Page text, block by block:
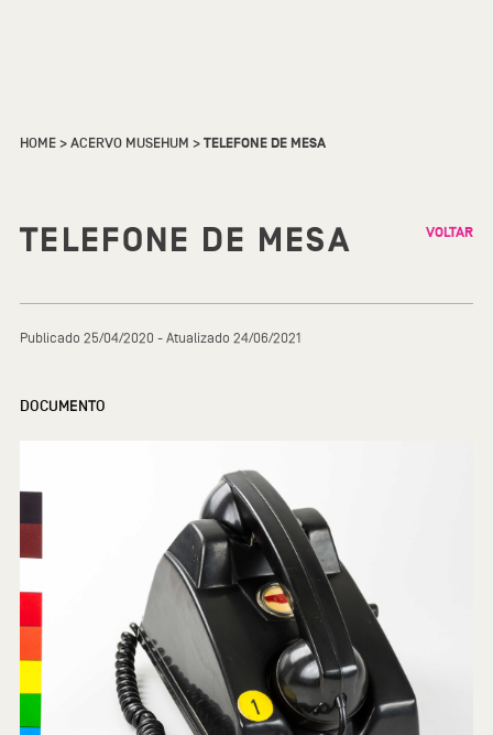
HOME>ACERVO MUSEHUM >TELEFONE DE MESA
TELEFONE DE MESA VOLTAR
Publicado 25/04/2020 - Atualizado 24/06/2021
DOCUMENTO